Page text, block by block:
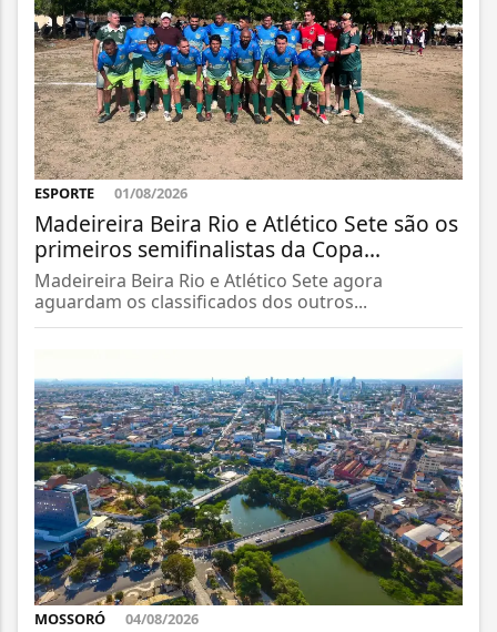
ESPORTE 01/08/2026
Madeireira Beira Rio e Atlético Sete são os
primeiros semifinalistas da Copa...
Madeireira Beira Rio e Atlético Sete agora
aguardam os classificados dos outros...
MOSSORÓ 04/08/2026